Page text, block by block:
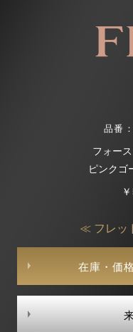
品番
フォー
ピンクゴ
≪ フレッ
在庫・価